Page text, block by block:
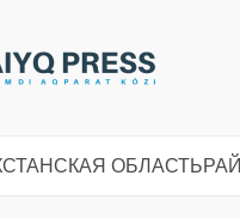
ОБЛАСТЬ